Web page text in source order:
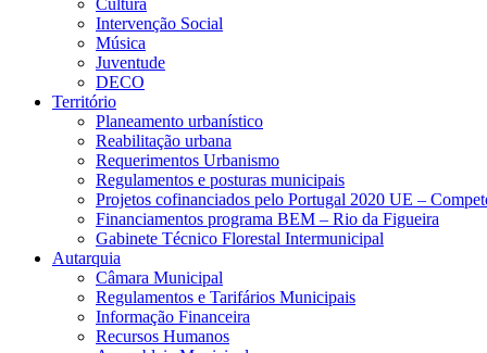
Cultura
Intervenção Social
Música
Juventude
DECO
Território
Planeamento urbanístico
Reabilitação urbana
Requerimentos Urbanismo
Regulamentos e posturas municipais
Projetos cofinanciados pelo Portugal 2020 UE –
Financiamentos programa BEM – Rio da Figueira
Gabinete Técnico Florestal Intermunicipal
Autarquia
Câmara Municipal
Regulamentos e Tarifários Municipais
Informação Financeira
Recursos Humanos